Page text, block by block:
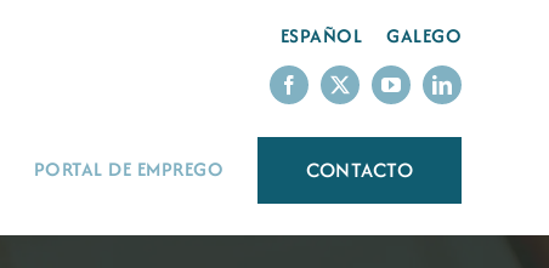
ESPAÑOL GALEGO
PORTAL DE EMPREGO CONTACTO